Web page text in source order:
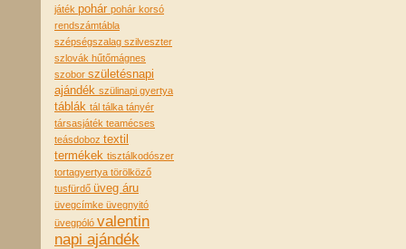
játék pohár pohár korsó
rendszámtábla
szépségszalag szilveszter
szlovák hűtőmágnes
szobor születésnapi
ajándék szülinapi gyertya
táblák tál tálka tányér
társasjáték teamécses
teásdoboz textil
termékek tisztálkodószer
tortagyertya törölköző
tusfürdő üveg áru
üvegcímke üvegnyitó
üvegpóló valentin
napi ajándék